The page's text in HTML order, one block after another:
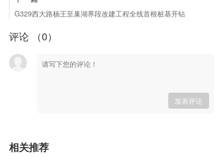
G329西大路杨王至巢湖界段改建工程全线首根桩基开钻
评论 （0）
发表评论
相关推荐